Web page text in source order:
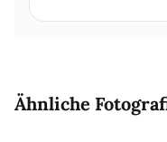
Ähnliche